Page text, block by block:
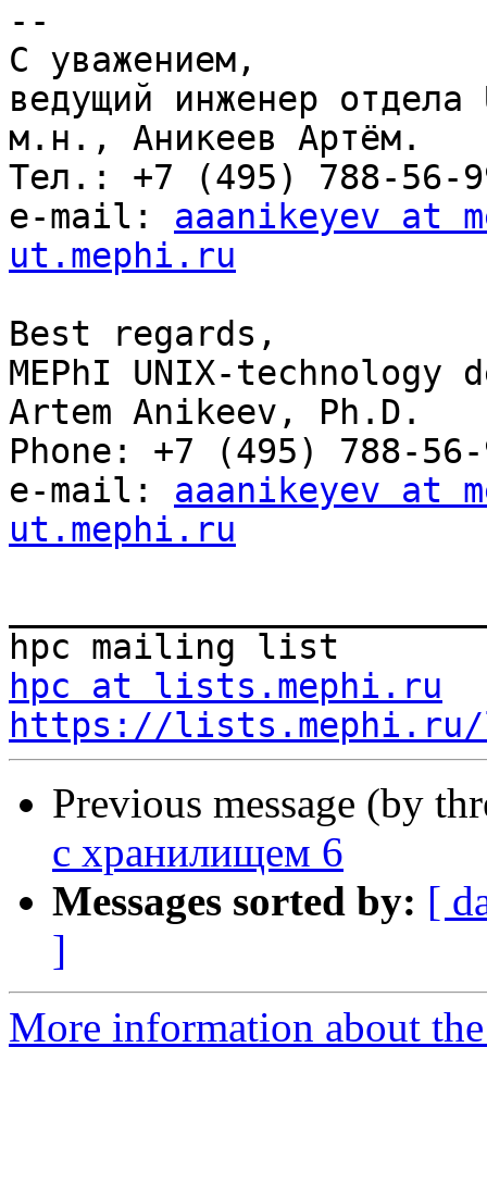
--
С уважением,
ведущий инженер
м.н., Аникеев Артём.
Тел.: +7 (495) 788-56-
e-mail: aaanikeyev at
ut.mephi.ru
Best regards,
MEPhI UNIX-
Artem Anikeev, Ph.D.
Phone: +7 (495) 788-
e-mail: aaanikeyev at
ut.mephi.ru
hpc at lists.mephi.ru
https://
Previous message (by
с хранилищем 6
Messages sorted by: [
]
More information about